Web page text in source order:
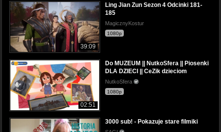
39:09
Ling Jian Zun Sezon 4 Odcinki 181-
185
MagicznyKostur
1080p
02:51
Do MUZEUM || NutkoSfera || Piosenki
DLA DZIECI || CeZik dzieciom
NutkoSfera
1080p
3000 sub! - Pokazuje stare filmiki